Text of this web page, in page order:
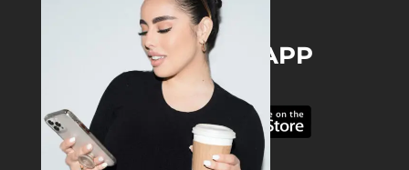
DOWNLOAD THE APP